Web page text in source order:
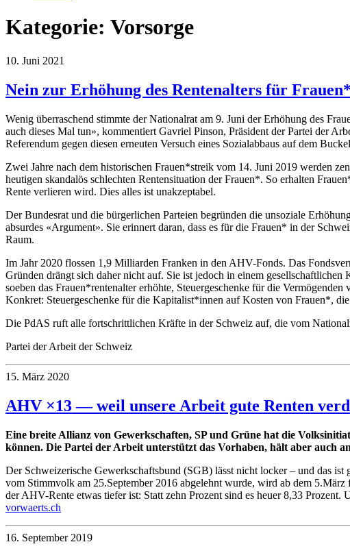
Kategorie: Vorsorge
10. Juni 2021
Nein zur Erhöhung des Rentenalters für Frauen*
Wenig überraschend stimmte der Nationalrat am 9. Juni der Erhöhung des
auch dieses Mal tun», kommentiert Gavriel Pinson, Präsident der Partei der
Referendum gegen diesen erneuten Versuch eines Sozialabbaus auf dem
Zwei Jahre nach dem historischen Frauen*streik vom 14. Juni 2019 werden
heutigen skandalös schlechten Rentensituation der Frauen*. So erhalten
Rente verlieren wird. Dies alles ist unakzeptabel.
Der Bundesrat und die bürgerlichen Parteien begründen die unsoziale
absurdes «Argument». Sie erinnert daran, dass es für die Frauen* in der
Raum.
Im Jahr 2020 flossen 1,9 Milliarden Franken in den AHV-Fonds. Das
Gründen drängt sich daher nicht auf. Sie ist jedoch in einem
soeben das Frauen*rentenalter erhöhte, Steuergeschenke für die
Konkret: Steuergeschenke für die Kapitalist*innen auf Kosten von Frauen*,
Die PdAS ruft alle fortschrittlichen Kräfte in der Schweiz auf, die vom
Partei der Arbeit der Schweiz
15. März 2020
AHV ×13 — weil unsere Arbeit gute Renten
Eine breite Allianz von Gewerkschaften, SP und Grüne hat die
können. Die Partei der Arbeit unterstützt das Vorhaben, hält aber auch
Der Schweizerische Gewerkschaftsbund (SGB) lässt nicht locker – und das
vom Stimmvolk am 25.September 2016 abgelehnt wurde, wird ab dem
der AHV-Rente etwas tiefer ist: Statt zehn Prozent sind es heuer 8,33
vorwaerts.ch
16. September 2019